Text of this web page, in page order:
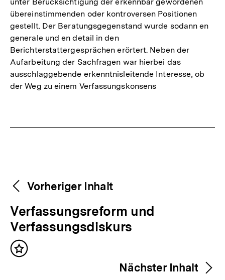
übereinstimmenden oder kontroversen Positionen
gestellt. Der Beratungsgegenstand wurde sodann en
generale und en detail in den
Berichterstattergesprächen erörtert. Neben der
Aufarbeitung der Sachfragen war hierbei das
ausschlaggebende erkenntnisleitende Interesse, ob
der Weg zu einem Verfassungskonsens
Weitere
Inhalte
Content-
Navigation
Vorheriger Inhalt
V
o
r
h
Verfassungsreform und
Verfassungsdiskurs
Inhalt
Nächster Inhalt